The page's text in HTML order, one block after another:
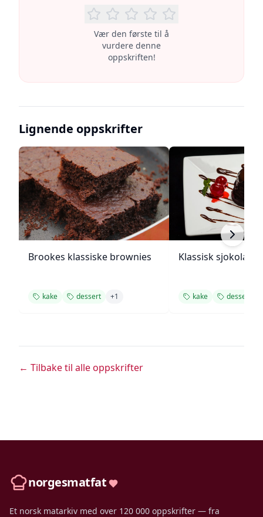
Vær den første til å
vurdere denne
oppskriften!
Lignende oppskrifter
Brookes klassiske brownies
kake dessert +1
Klassisk
kake dessert
← Tilbake til alle oppskrifter
norgesmatfat
Et norsk matarkiv med over 120 000 oppskrifter — fra